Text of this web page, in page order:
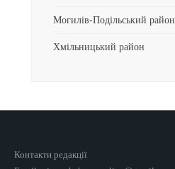
Могилів-Подільський район
Хмільницький район
Контакти редакції